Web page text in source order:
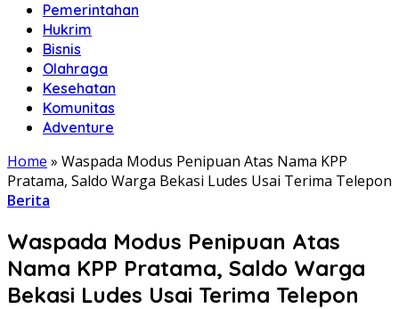
Pemerintahan
Hukrim
Bisnis
Olahraga
Kesehatan
Komunitas
Adventure
Home » Waspada Modus Penipuan Atas Nama KPP
Pratama, Saldo Warga Bekasi Ludes Usai Terima Telepon
Berita
Waspada Modus Penipuan Atas
Nama KPP Pratama, Saldo Warga
Bekasi Ludes Usai Terima Telepon